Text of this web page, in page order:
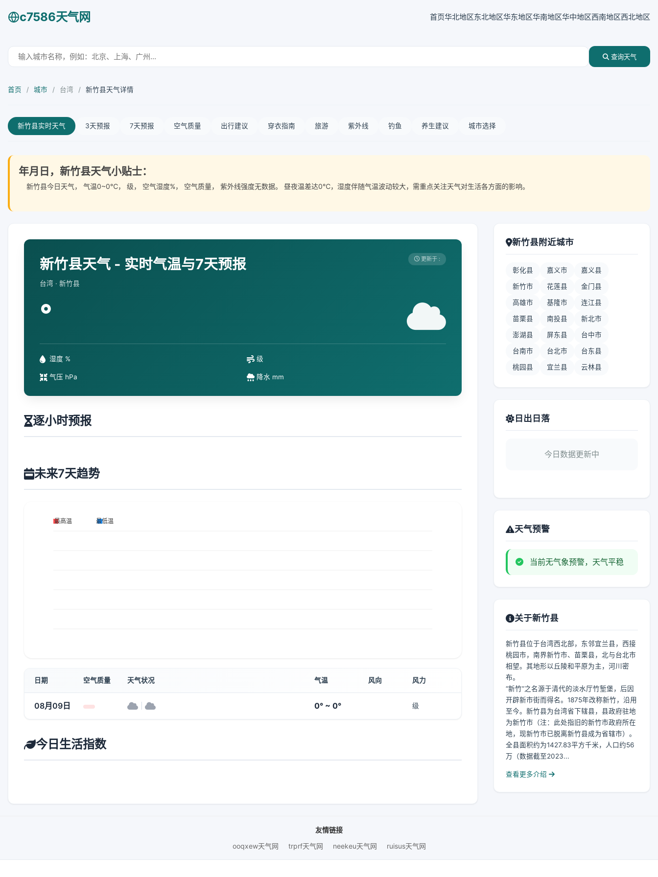
c7586天气网 首页华北地区东北地区华东地区华南地区华中地区西南地区西北地区
查询天气
首页 / 城市 / 台湾 / 新竹县天气详情
新竹县实时天气 3天预报 7天预报 空气质量 出行建议 穿衣指南 旅游 紫外线 钓鱼 养生建议 城市选择
年月日，新竹县天气小贴士：
新竹县今日天气， 气温0~0℃， 级， 空气湿度%， 空气质量， 紫外线强度无数据。 昼夜温差达0℃，湿度伴随气温波动较大，需重点关注天气对生活各方面的影响。
新竹县天气 - 实时气温与7天预报
台湾 · 新竹县
更新于 :
°
湿度 % 级
气压 hPa 降水 mm
逐小时预报
未来7天趋势
日期 空气质量 天气状况 气温 风向 风力
08月09日 0° ~ 0° 级
今日生活指数
新竹县附近城市
彰化县 嘉义市 嘉义县
新竹市 花莲县 金门县
高雄市 基隆市 连江县
苗栗县 南投县 新北市
澎湖县 屏东县 台中市
台南市 台北市 台东县
桃园县 宜兰县 云林县
日出日落
今日数据更新中
天气预警
当前无气象预警，天气平稳
关于新竹县
新竹县位于台湾西北部，东邻宜兰县，西接
桃园市，南界新竹市、苗栗县，北与台北市
相望。其地形以丘陵和平原为主，河川密
布。
“新竹”之名源于清代的淡水厅竹堑堡，后因
开辟新市街而得名。1875年改称新竹，沿用
至今。新竹县为台湾省下辖县，县政府驻地
为新竹市（注：此处指旧的新竹市政府所在
地，现新竹市已脱离新竹县成为省辖市）。
全县面积约为1427.83平方千米，人口约56
万（数据截至2023...
查看更多介绍
友情链接
ooqxew天气网
trprf天气网 neekeu天气网 ruisus天气网